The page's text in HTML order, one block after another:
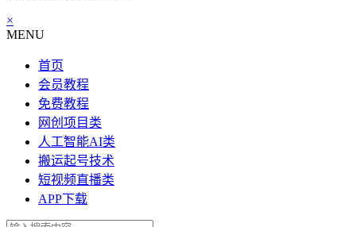
×
MENU
首页
会员教程
免费教程
网创项目类
人工智能AI类
搬运起号技术
短视频直播类
APP下载